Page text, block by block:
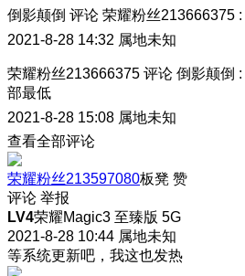
倒影颠倒 评论 荣耀粉丝213666375 :
2021-8-28 14:32 属地未知
荣耀粉丝213666375 评论 倒影颠倒 :
部最低
2021-8-28 15:08 属地未知
查看全部评论
荣耀粉丝213597080板凳 赞
评论 举报
LV4荣耀Magic3 至臻版 5G
2021-8-28 10:44 属地未知
等系统更新吧，我这也发热